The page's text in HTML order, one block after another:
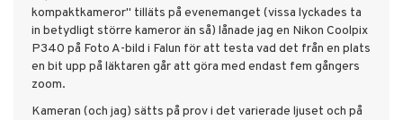
kompaktkameror" tilläts på evenemanget (vissa lyckades ta
in betydligt större kameror än så) lånade jag en Nikon Coolpix
P340 på Foto A-bild i Falun för att testa vad det från en plats
en bit upp på läktaren går att göra med endast fem gångers
zoom.
Kameran (och jag) sätts på prov i det varierade ljuset och på